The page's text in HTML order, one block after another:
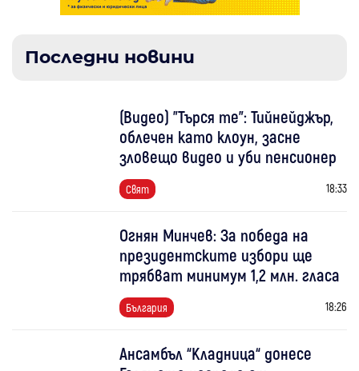
Последни новини
(Видео) "Търся те": Тийнейджър,
облечен като клоун, засне
зловещо видео и уби пенсионер
Свят 18:33
Огнян Минчев: За победа на
президентските избори ще
трябват минимум 1,2 млн. гласа
България 18:26
Ансамбъл “Кладница“ донесе